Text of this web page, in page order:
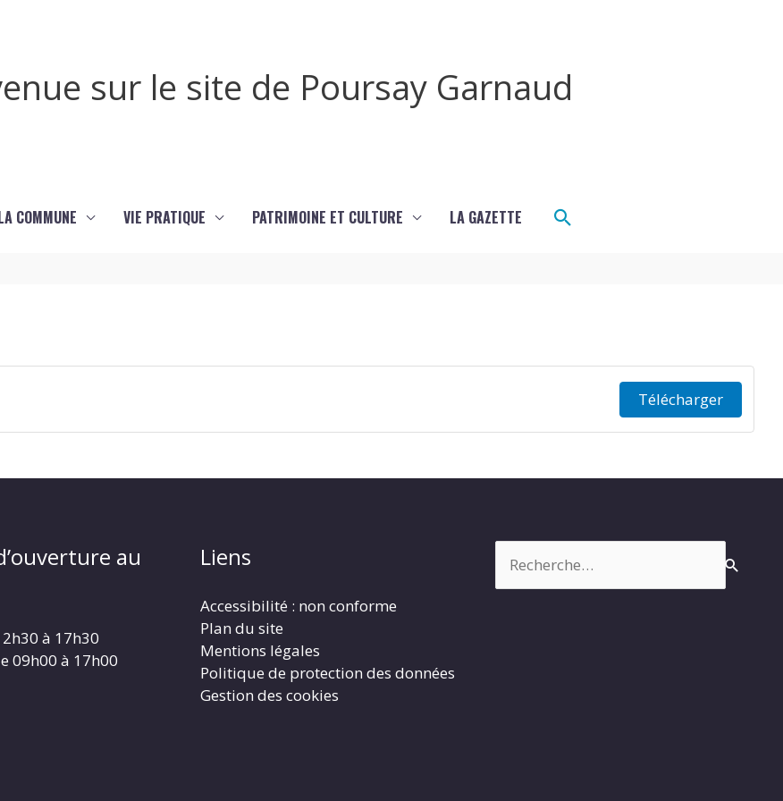
sur le site de Poursay Garnaud
COMMUNE VIE PRATIQUE PATRIMOINE ET CULTURE LA GAZETTE Rechercher
Télécharger
au
à 17h30
09h00 à 17h00
Liens
Accessibilité : non conforme
Plan du site
Mentions légales
Politique de protection des données
Gestion des cookies